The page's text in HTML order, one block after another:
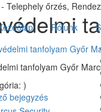
Telephely őrzés,
Rólunk
tanfolyam Győr
)
bejegyzés